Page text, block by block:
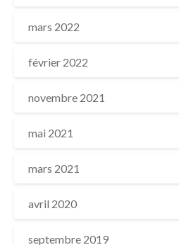
mars 2022
février 2022
novembre 2021
mai 2021
mars 2021
avril 2020
septembre 2019